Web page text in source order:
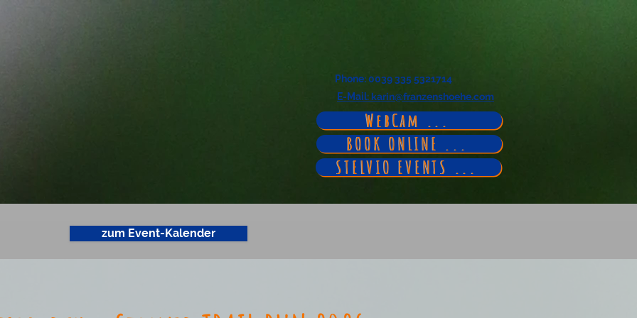
Phone: 0039 335 5321714
E-Mail: karin@franzenshoehe.com
BOOK ONLINE ...
WebCam ...
STELVIO EVENTS ...
zum Event-Kalender